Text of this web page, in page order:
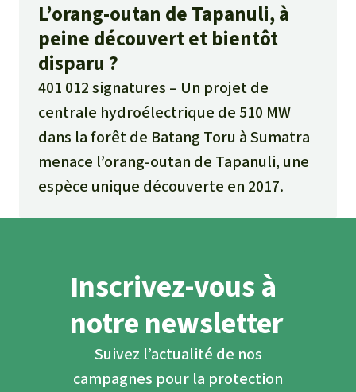
L’orang-outan de Tapanuli, à
peine découvert et bientôt
disparu ?
401 012 signatures
Un projet de
centrale hydroélectrique de 510 MW
dans la forêt de Batang Toru à Sumatra
menace l’orang-outan de Tapanuli, une
espèce unique découverte en 2017.
Inscrivez-vous à
notre newsletter
Suivez l’actualité de nos
campagnes pour la protection